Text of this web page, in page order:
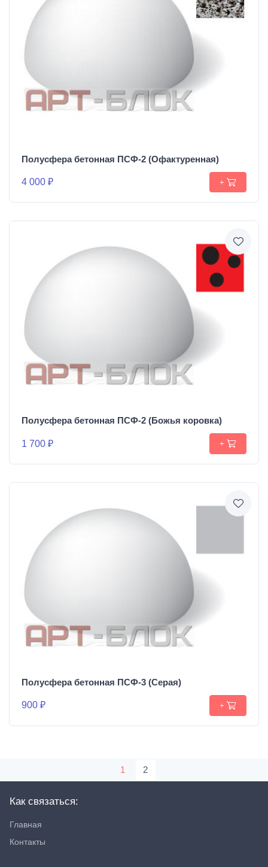
Полусфера бетонная ПСФ-2 (Офактуренная)
4 000 ₽ +
Полусфера бетонная ПСФ-2 (Божья коровка)
1 700 ₽ +
Полусфера бетонная ПСФ-3 (Серая)
900 ₽ +
1 2
Как связаться:
Главная
Контакты